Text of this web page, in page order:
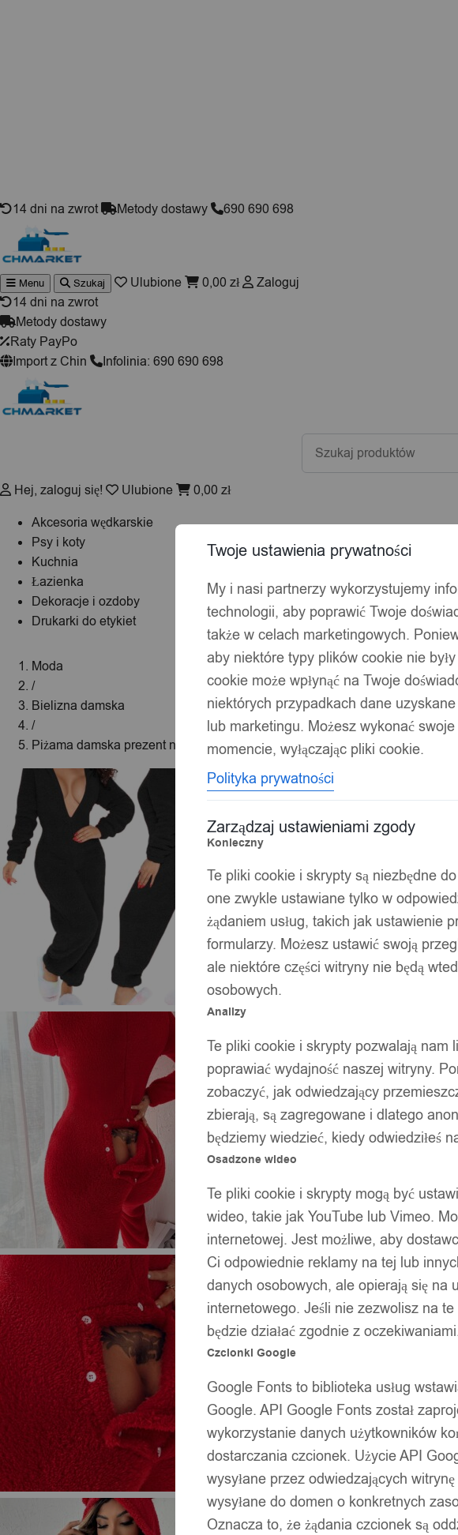
14 dni na zwrot Metody dostawy 690 690 698
Menu Szukaj Ulubione 0,00 zł
Zaloguj
14 dni na zwrot
Metody dostawy
Raty PayPo
Import z Chin
Infolinia: 690 690 698
Wyszukiwarka
produktów
Hej, zaloguj się! Ulubione 0,00 zł
Akcesoria wędkarskie
Psy i koty
Kuchnia
Łazienka
Dekoracje i ozdoby
Drukarki do etykiet
Moda
/
Bielizna damska
/
Piżama damska prezent na walentynki dla dziewczyny z klapką pluszowa s
Twoje ustawienia prywatności
My i nasi partnerzy wykorzystujemy
technologii, aby poprawić Twoje
także w celach marketingowych.
aby niektóre typy plików cookie nie
cookie może wpłynąć na Twoje
niektórych przypadkach dane
lub marketingu. Możesz wykonać
momencie, wyłączając pliki cookie.
Polityka prywatności
Zarządzaj ustawieniami zgody
Konieczny
Te pliki cookie i skrypty są niezbędne
one zwykle ustawiane tylko w
żądaniem usług, takich jak ustawienie
formularzy. Możesz ustawić swoją
ale niektóre części witryny nie będą
osobowych.
Analizy
Te pliki cookie i skrypty pozwalają nam
poprawiać wydajność naszej witryny.
zobaczyć, jak odwiedzający
zbierają, są zagregowane i dlatego
będziemy wiedzieć, kiedy odwiedziłeś
Osadzone wideo
Te pliki cookie i skrypty mogą być
wideo, takie jak YouTube lub Vimeo.
internetowej. Jest możliwe, aby
Ci odpowiednie reklamy na tej lub
danych osobowych, ale opierają się na
internetowego. Jeśli nie zezwolisz na
będzie działać zgodnie z
Czcionki Google
Google Fonts to biblioteka usług
Google. API Google Fonts został
wykorzystanie danych użytkowników
dostarczania czcionek. Użycie API
wysyłane przez odwiedzających
wysyłane do domen o konkretnych
Oznacza to, że żądania czcionek są